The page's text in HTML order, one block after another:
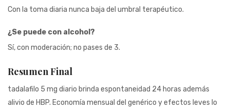
Con la toma diaria nunca baja del umbral terapéutico.
¿Se puede con alcohol?
Sí, con moderación; no pases de 3.
Resumen Final
tadalafilo 5 mg diario brinda espontaneidad 24 horas además
alivio de HBP. Economía mensual del genérico y efectos leves lo